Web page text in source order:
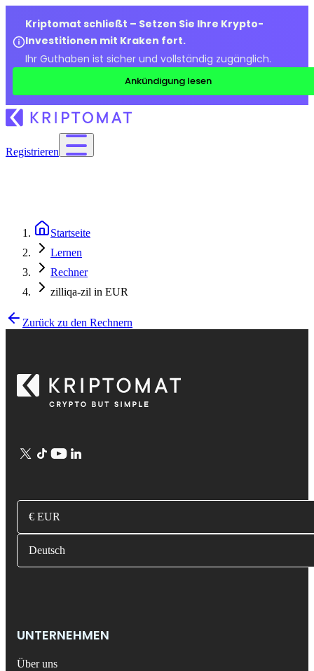
Kriptomat schließt – Setzen Sie Ihre Krypto-
Investitionen mit Kraken fort.
Ihr Guthaben ist sicher und vollständig zugänglich.
Ankündigung lesen
Registrieren
Startseite
Lernen
Rechner
zilliqa-zil in EUR
Zurück zu den Rechnern
€ EUR
Deutsch
UNTERNEHMEN
Über uns